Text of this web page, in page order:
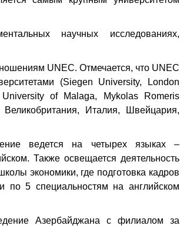
научных исследованиях,
UNEC. Отмечается, что UNEC
(Siegen University, London
of Malaga, Mykolas Romeris
Италия, Швейцария,
ведется на четырех языках –
Также освещается деятельность
экономики, где подготовка кадров
по 5 специальностям на английском
Азербайджана с филиалом за